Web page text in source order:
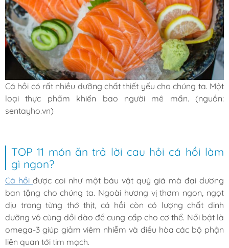
Cá hồi có rất nhiều dưỡng chất thiết yếu cho chúng ta. Một
loại thực phẩm khiến bao người mê mẩn. (nguồn:
sentayho.vn)
TOP 11 món ăn trả lời cau hỏi cá hồi làm
gì ngon?
Cá hồi được coi như một báu vật quý giá mà đại dương
ban tặng cho chúng ta. Ngoài hương vị thơm ngon, ngọt
dịu trong từng thớ thịt, cá hồi còn có lượng chất dinh
dưỡng vô cùng dồi dào để cung cấp cho cơ thể. Nổi bật là
omega-3 giúp giảm viêm nhiễm và điều hòa các bộ phận
liên quan tới tim mạch.